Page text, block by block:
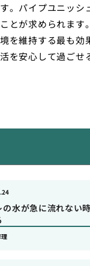
。パイプユニッシ
とが求められます
を維持する最も効
を安心して過ごせ
の水が急に流れない